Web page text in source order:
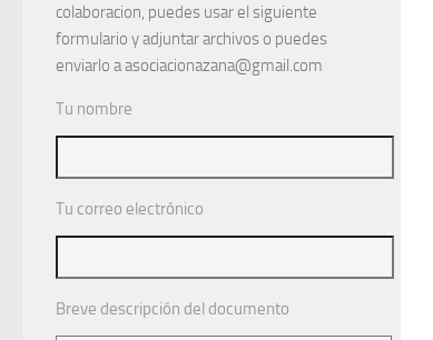
colaboracion, puedes usar el siguiente
formulario y adjuntar archivos o puedes
enviarlo a asociacionazana@gmail.com
Tu nombre
Tu correo electrónico
Breve descripción del documento